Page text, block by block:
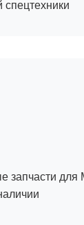
спецтехники
запчасти